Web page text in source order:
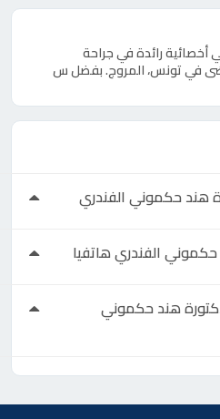
أخصائية رائدة في جراحة
في تونس، المروج. بفضل س
هند حكموني الفندري
الفندري هاتفيا
هند حكموني